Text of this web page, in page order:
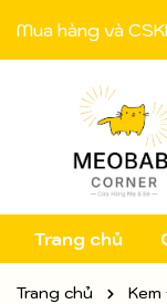
Mua hàng và
Trang chủ
Trang chủ Kem